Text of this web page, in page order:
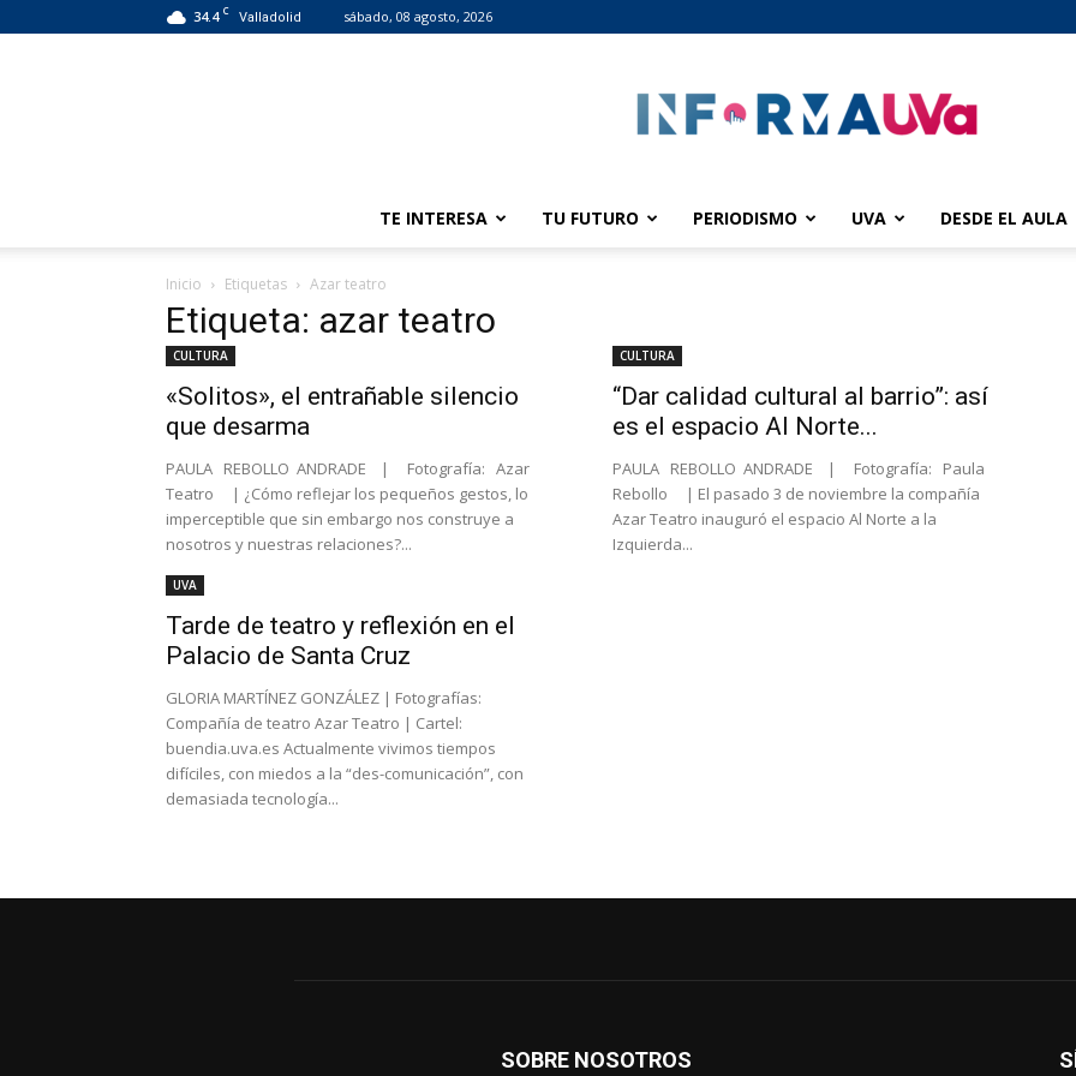
34.4 C Valladolid sábado, 08 agosto, 2026
informaUVA
TE INTERESA TU FUTURO PERIODISMO UVA DESDE EL AULA
Inicio Etiquetas Azar teatro
Etiqueta: azar teatro
CULTURA
«Solitos», el entrañable silencio
que desarma
PAULA REBOLLO ANDRADE | Fotografía: Azar
Teatro | ¿Cómo reflejar los pequeños gestos, lo
imperceptible que sin embargo nos construye a
nosotros y nuestras relaciones?...
CULTURA
“Dar calidad cultural al barrio”: así
es el espacio Al Norte...
PAULA REBOLLO ANDRADE | Fotografía: Paula
Rebollo | El pasado 3 de noviembre la compañía
Azar Teatro inauguró el espacio Al Norte a la
Izquierda...
UVA
Tarde de teatro y reflexión en el
Palacio de Santa Cruz
GLORIA MARTÍNEZ GONZÁLEZ | Fotografías:
Compañía de teatro Azar Teatro | Cartel:
buendia.uva.es Actualmente vivimos tiempos
difíciles, con miedos a la “des-comunicación”, con
demasiada tecnología...
SOBRE NOSOTROS